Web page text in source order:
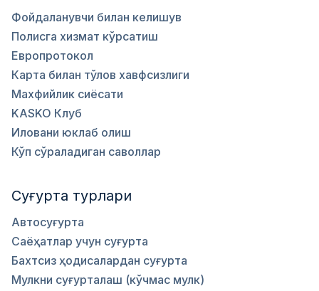
Фойдаланувчи билан келишув
Полисга хизмат кўрсатиш
Европротокол
Карта билан тўлов хавфсизлиги
Махфийлик сиёсати
KASKO Клуб
Иловани юклаб олиш
Кўп сўраладиган саволлар
Суғурта турлари
Автосуғурта
Саёҳатлар учун суғурта
Бахтсиз ҳодисалардан суғурта
Мулкни суғурталаш (кўчмас мулк)